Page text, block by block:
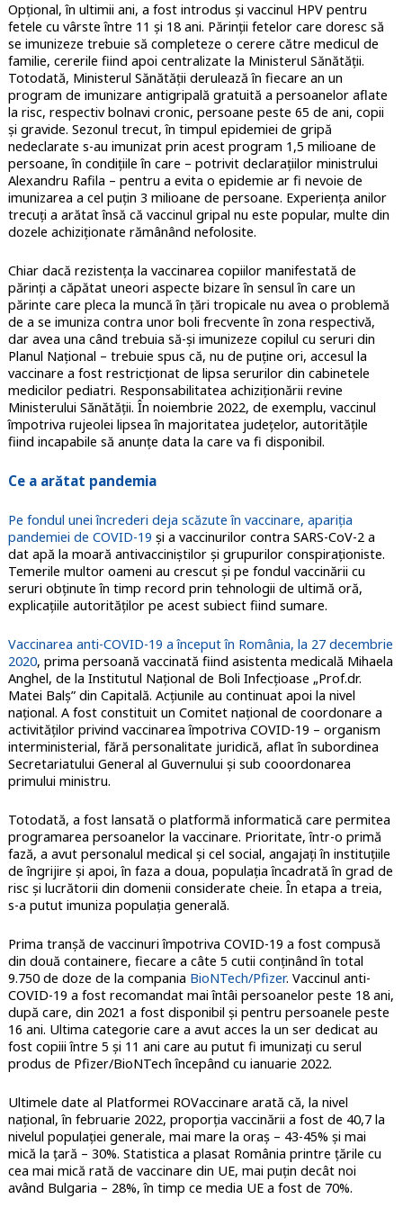
Opțional, în ultimii ani, a fost introdus și vaccinul HPV pentru
fetele cu vârste între 11 și 18 ani. Părinții fetelor care doresc să
se imunizeze trebuie să completeze o cerere către medicul de
familie, cererile fiind apoi centralizate la Ministerul Sănătății.
Totodată, Ministerul Sănătății derulează în fiecare an un
program de imunizare antigripală gratuită a persoanelor aflate
la risc, respectiv bolnavi cronic, persoane peste 65 de ani, copii
și gravide. Sezonul trecut, în timpul epidemiei de gripă
nedeclarate s-au imunizat prin acest program 1,5 milioane de
persoane, în condițiile în care – potrivit declarațiilor ministrului
Alexandru Rafila – pentru a evita o epidemie ar fi nevoie de
imunizarea a cel puțin 3 milioane de persoane. Experiența anilor
trecuți a arătat însă că vaccinul gripal nu este popular, multe din
dozele achiziționate rămânând nefolosite.
Chiar dacă rezistența la vaccinarea copiilor manifestată de
părinți a căpătat uneori aspecte bizare în sensul în care un
părinte care pleca la muncă în țări tropicale nu avea o problemă
de a se imuniza contra unor boli frecvente în zona respectivă,
dar avea una când trebuia să-și imunizeze copilul cu seruri din
Planul Național – trebuie spus că, nu de puține ori, accesul la
vaccinare a fost restricționat de lipsa serurilor din cabinetele
medicilor pediatri. Responsabilitatea achiziționării revine
Ministerului Sănătății. În noiembrie 2022, de exemplu, vaccinul
împotriva rujeolei lipsea în majoritatea județelor, autoritățile
fiind incapabile să anunțe data la care va fi disponibil.
Ce a arătat pandemia
Pe fondul unei încrederi deja scăzute în vaccinare, apariția
pandemiei de COVID-19 și a vaccinurilor contra SARS-CoV-2 a
dat apă la moară antivacciniștilor și grupurilor conspiraționiste.
Temerile multor oameni au crescut și pe fondul vaccinării cu
seruri obținute în timp record prin tehnologii de ultimă oră,
explicațiile autorităților pe acest subiect fiind sumare.
Vaccinarea anti-COVID-19 a început în România, la 27 decembrie
2020, prima persoană vaccinată fiind asistenta medicală Mihaela
Anghel, de la Institutul Național de Boli Infecțioase „Prof.dr.
Matei Balș” din Capitală. Acțiunile au continuat apoi la nivel
național. A fost constituit un Comitet național de coordonare a
activităților privind vaccinarea împotriva COVID-19 – organism
interministerial, fără personalitate juridică, aflat în subordinea
Secretariatului General al Guvernului și sub cooordonarea
primului ministru.
Totodată, a fost lansată o platformă informatică care permitea
programarea persoanelor la vaccinare. Prioritate, într-o primă
fază, a avut personalul medical și cel social, angajați în instituțiile
de îngrijire și apoi, în faza a doua, populația încadrată în grad de
risc și lucrătorii din domenii considerate cheie. În etapa a treia,
s-a putut imuniza populația generală.
Prima tranșă de vaccinuri împotriva COVID-19 a fost compusă
din două containere, fiecare a câte 5 cutii conținând în total
9.750 de doze de la compania BioNTech/Pfizer. Vaccinul anti-
COVID-19 a fost recomandat mai întâi persoanelor peste 18 ani,
după care, din 2021 a fost disponibil și pentru persoanele peste
16 ani. Ultima categorie care a avut acces la un ser dedicat au
fost copiii între 5 și 11 ani care au putut fi imunizați cu serul
produs de Pfizer/BioNTech începând cu ianuarie 2022.
Ultimele date al Platformei ROVaccinare arată că, la nivel
național, în februarie 2022, proporția vaccinării a fost de 40,7 la
nivelul populației generale, mai mare la oraș – 43-45% și mai
mică la țară – 30%. Statistica a plasat România printre țările cu
cea mai mică rată de vaccinare din UE, mai puțin decât noi
având Bulgaria – 28%, în timp ce media UE a fost de 70%.